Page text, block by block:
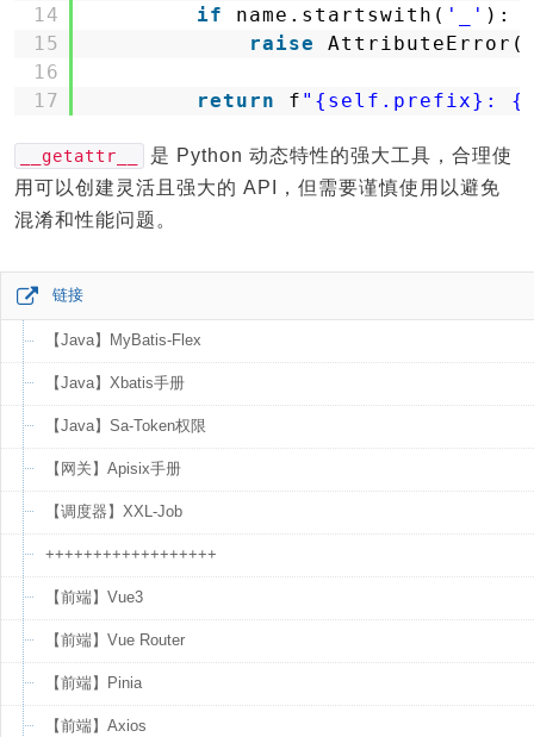
14
15
16
17
if
name.startswith( '_' ):
raise
return f "{self.prefix}:
__getattr__
是 Python 动态特性的强大工具，合理使
用可以创建灵活且强大的 API，但需要谨慎使用以避免
混淆和性能问题。
链接
【Java】MyBatis-Flex
【Java】Xbatis手册
【Java】Sa-Token权限
【网关】Apisix手册
【调度器】XXL-Job
++++++++++++++++++
【前端】Vue3
【前端】Vue Router
【前端】Pinia
【前端】Axios